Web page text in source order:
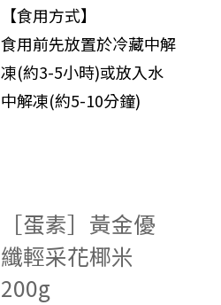
【食用方式】
食用前先放置於冷藏中解
凍(約3-5小時)或放入水
中解凍(約5-10分鐘)
［蛋素］黃金優
纖輕采花椰米
200g